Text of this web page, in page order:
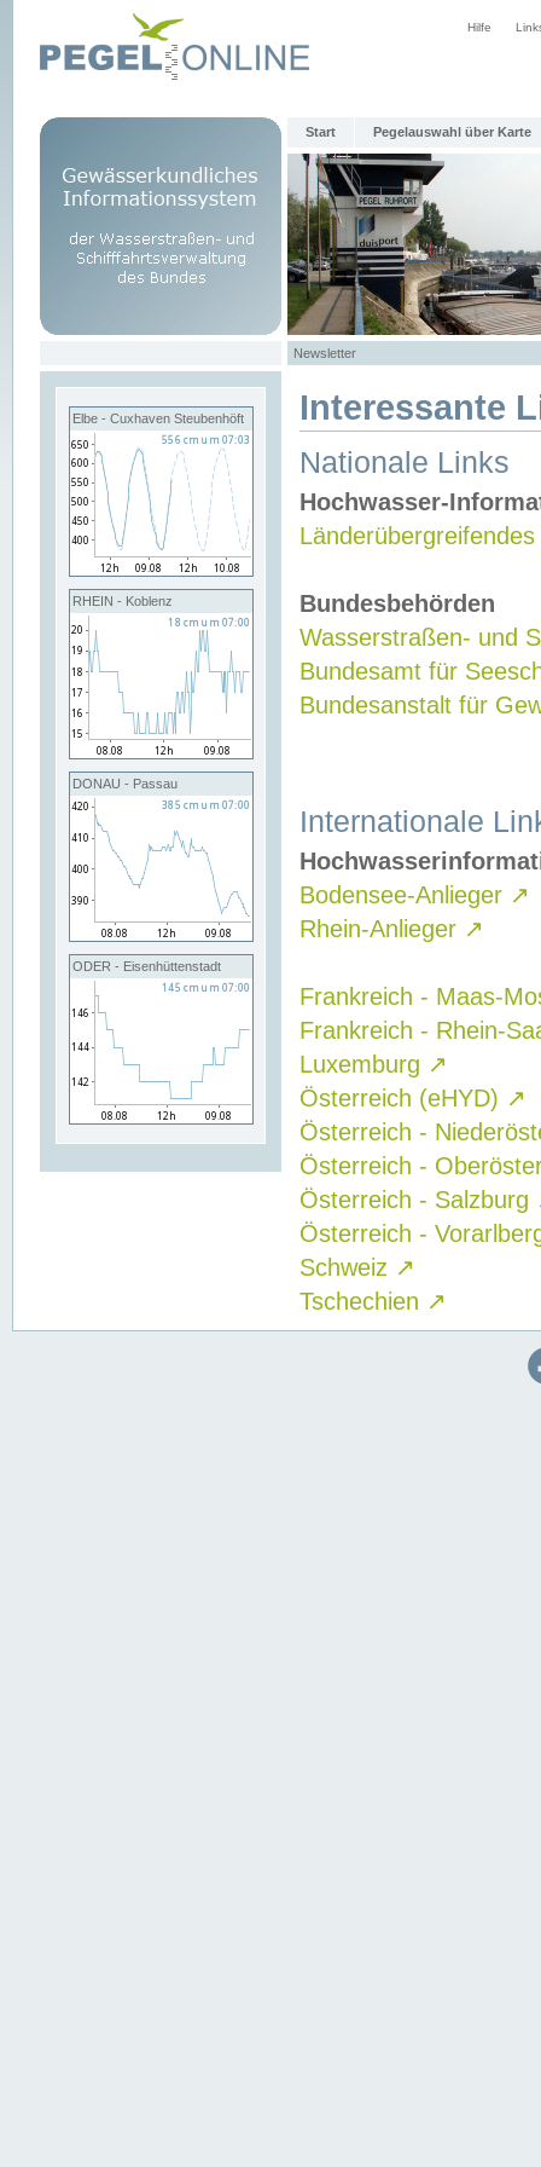
Hilfe
Start Pegelauswahl über Karte
Newsletter
Elbe - Cuxhaven Steubenhöft
RHEIN - Koblenz
DONAU - Passau
ODER - Eisenhüttenstadt
Interessante
Nationale Links
Hochwasser-
Bundesbehörden
Wasserstraßen- und
Bundesamt für
Bundesanstalt für
Internationale
Bodensee-Anlieger ↗
Rhein-Anlieger ↗
Frankreich - Maas-
Frankreich - Rhein-
Luxemburg ↗
Österreich (eHYD) ↗
Österreich -
Österreich -
Österreich - Salzburg
Österreich -
Schweiz ↗
Tschechien ↗